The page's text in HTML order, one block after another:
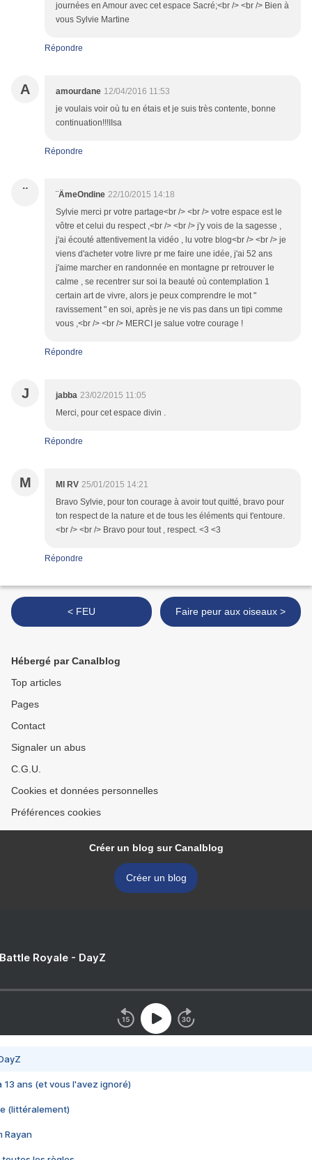
journées en Amour avec cet espace Sacré;<br /> <br /> Bien à
vous Sylvie Martine
Répondre
A amourdane 12/04/2016 11:53
je voulais voir où tu en étais et je suis très contente, bonne
continuation!!!IIsa
Répondre
¨ ¨ÄmeOndine 22/10/2015 14:18
Sylvie merci pr votre partage<br /> <br /> votre espace est le
vôtre et celui du respect ,<br /> <br /> j'y vois de la sagesse ,
j'ai écouté attentivement la vidéo , lu votre blog<br /> <br /> je
viens d'acheter votre livre pr me faire une idée, j'ai 52 ans
j'aime marcher en randonnée en montagne pr retrouver le
calme , se recentrer sur soi la beauté où contemplation 1
certain art de vivre, alors je peux comprendre le mot "
ravissement " en soi, après je ne vis pas dans un tipi comme
vous ,<br /> <br /> MERCI je salue votre courage !
Répondre
J jabba 23/02/2015 11:05
Merci, pour cet espace divin .
Répondre
M MI RV 25/01/2015 14:21
Bravo Sylvie, pour ton courage à avoir tout quitté, bravo pour
ton respect de la nature et de tous les éléments qui t'entoure.
<br /> <br /> Bravo pour tout , respect. <3 <3
Répondre
< FEU Faire peur aux oiseaux >
Hébergé par Canalblog
Top articles
Pages
Contact
Signaler un abus
C.G.U.
Cookies et données personnelles
Préférences cookies
Créer un blog sur Canalblog
Créer un blog
Royale - DayZ
13 ans (et vous l'avez ignoré)
(littéralement)
Rayan